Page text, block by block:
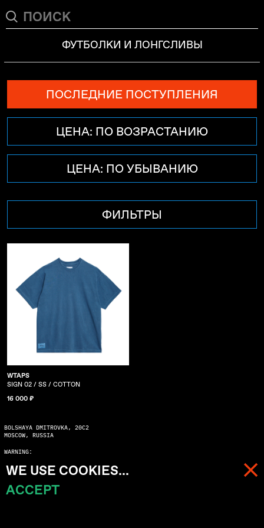
МЕНЮ
ФУТБОЛКИ И ЛОНГСЛИВЫ
ПОСЛЕДНИЕ ПОСТУПЛЕНИЯ
ЦЕНА: ПО ВОЗРАСТАНИЮ
ЦЕНА: ПО УБЫВАНИЮ
ФИЛЬТРЫ
WTAPS
SIGN 02 / SS / COTTON
16 000 ₽
BOLSHAYA DMITROVKA, 20C2
MOSCOW, RUSSIA
WARNING:
© 2026 ALL RIGHTS RESERVED
WE USE COOKIES...
ACCEPT